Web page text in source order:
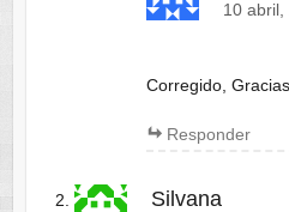
10 abril,
Corregido,
Responder
Silvana